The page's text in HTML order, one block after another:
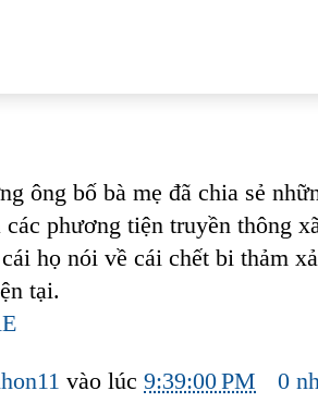
ông bố bà mẹ đã chia sẻ
các phương tiện truyền thông
họ nói về cái chết bi thảm
tại.
vào lúc9:39:00 PM
0